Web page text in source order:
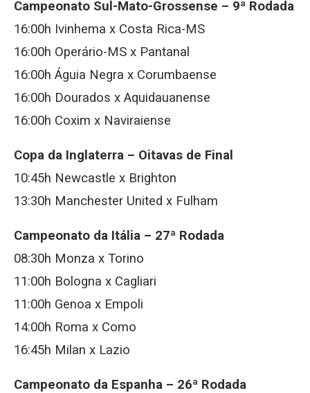
Campeonato Sul-Mato-Grossense – 9ª Rodada
16:00h Ivinhema x Costa Rica-MS
16:00h Operário-MS x Pantanal
16:00h Águia Negra x Corumbaense
16:00h Dourados x Aquidauanense
16:00h Coxim x Naviraiense
Copa da Inglaterra – Oitavas de Final
10:45h Newcastle x Brighton
13:30h Manchester United x Fulham
Campeonato da Itália – 27ª Rodada
08:30h Monza x Torino
11:00h Bologna x Cagliari
11:00h Genoa x Empoli
14:00h Roma x Como
16:45h Milan x Lazio
Campeonato da Espanha – 26ª Rodada